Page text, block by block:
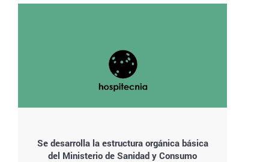
Se desarrolla la estructura orgánica básica
del Ministerio de Sanidad y Consumo